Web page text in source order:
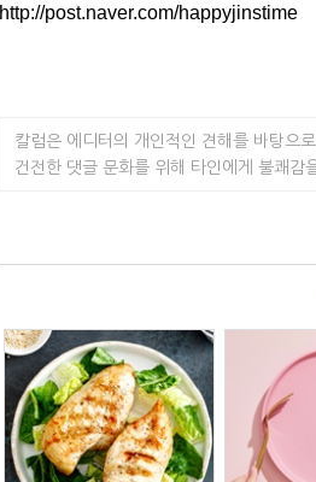
http://post.naver.com/happyjinstime
칼럼은 에디터의 개인적인 견해를 바탕으
건전한 댓글 문화를 위해 타인에게 불쾌감